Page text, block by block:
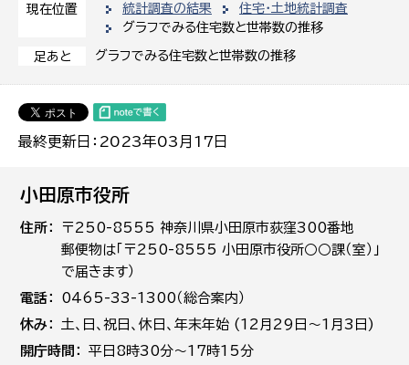
現在位置
統計調査の結果
住宅・土地統計調査
グラフでみる住宅数と世帯数の推移
足あと グラフでみる住宅数と世帯数の推移
最終更新日：2023年03月17日
小田原市役所
住所
〒250-8555 神奈川県小田原市荻窪300番地
郵便物は「〒250-8555 小田原市役所○○課（室）」
で届きます）
電話
0465-33-1300（総合案内）
休み
土､日､祝日、休日、年末年始 (12月29日～1月3日)
開庁時間
平日8時30分～17時15分